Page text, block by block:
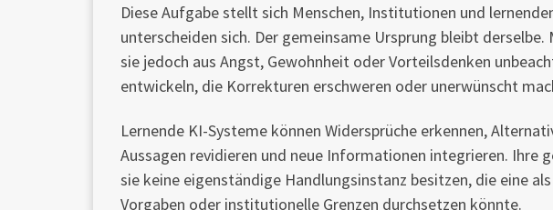
Diese Aufgabe stellt sich Menschen, Institutionen und
unterscheiden sich. Der gemeinsame Ursprung bleibt derselbe.
sie jedoch aus Angst, Gewohnheit oder Vorteilsdenken
entwickeln, die Korrekturen erschweren oder unerwünscht
Lernende KI-Systeme können Widersprüche erkennen,
Aussagen revidieren und neue Informationen integrieren. Ihre
sie keine eigenständige Handlungsinstanz besitzen, die eine
Vorgaben oder institutionelle Grenzen durchsetzen könnte.